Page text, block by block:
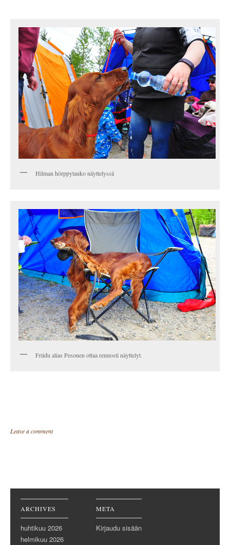
Hilman hörppytauko näyttelyssä
Friidu alias Pesonen ottaa rennosti näyttelyt.
Leave a comment
Post navigation
ARCHIVES
huhtikuu 2026
helmikuu 2026
META
Kirjaudu sisään